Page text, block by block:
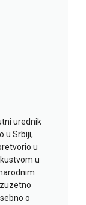
urednik
u Srbiji,
u
u
o